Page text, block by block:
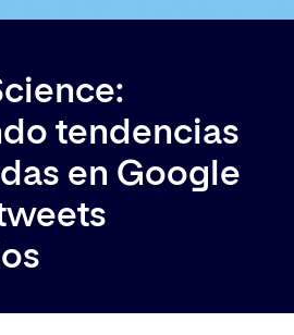
tendencias
en Google